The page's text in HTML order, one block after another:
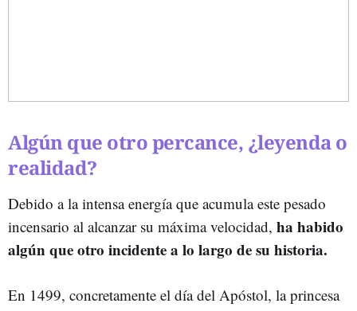
Algún que otro percance, ¿leyenda o
realidad?
Debido a la intensa energía que acumula este pesado
incensario al alcanzar su máxima velocidad, ha habido
algún que otro incidente a lo largo de su historia.
En 1499, concretamente el día del Apóstol, la princesa